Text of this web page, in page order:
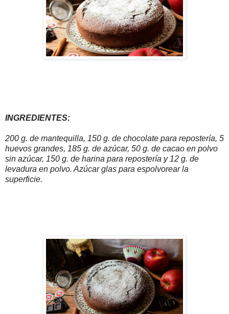
INGREDIENTES:
200 g. de mantequilla, 150 g. de chocolate para repostería, 5
huevos grandes, 185 g. de azúcar, 50 g. de cacao en polvo
sin azúcar, 150 g. de harina para repostería y 12 g. de
levadura en polvo. Azúcar glas para espolvorear la
superficie.